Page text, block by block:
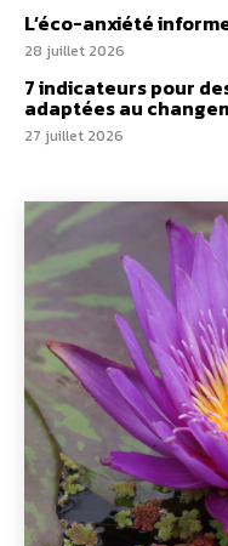
L’éco-anxiété
28 juillet 2026
7 indicateurs pour
adaptées au
27 juillet 2026